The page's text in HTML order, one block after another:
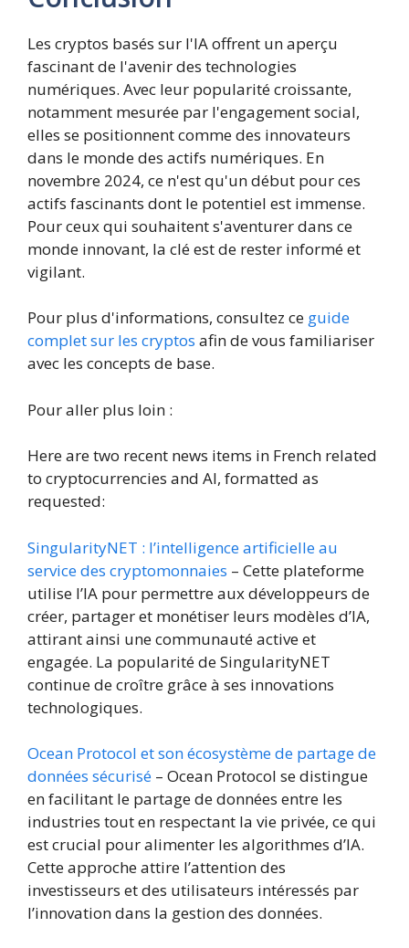
Les cryptos basés sur l'IA offrent un aperçu
fascinant de l'avenir des technologies
numériques. Avec leur popularité croissante,
notamment mesurée par l'engagement social,
elles se positionnent comme des innovateurs
dans le monde des actifs numériques. En
novembre 2024, ce n'est qu'un début pour ces
actifs fascinants dont le potentiel est immense.
Pour ceux qui souhaitent s'aventurer dans ce
monde innovant, la clé est de rester informé et
vigilant.
Pour plus d'informations, consultez ce guide
complet sur les cryptos afin de vous familiariser
avec les concepts de base.
Pour aller plus loin :
Here are two recent news items in French related
to cryptocurrencies and AI, formatted as
requested:
SingularityNET : l’intelligence artificielle au
service des cryptomonnaies – Cette plateforme
utilise l’IA pour permettre aux développeurs de
créer, partager et monétiser leurs modèles d’IA,
attirant ainsi une communauté active et
engagée. La popularité de SingularityNET
continue de croître grâce à ses innovations
technologiques.
Ocean Protocol et son écosystème de partage de
données sécurisé – Ocean Protocol se distingue
en facilitant le partage de données entre les
industries tout en respectant la vie privée, ce qui
est crucial pour alimenter les algorithmes d’IA.
Cette approche attire l’attention des
investisseurs et des utilisateurs intéressés par
l’innovation dans la gestion des données.